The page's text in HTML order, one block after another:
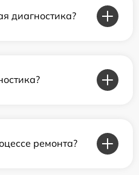
диагностика?
ремонта?